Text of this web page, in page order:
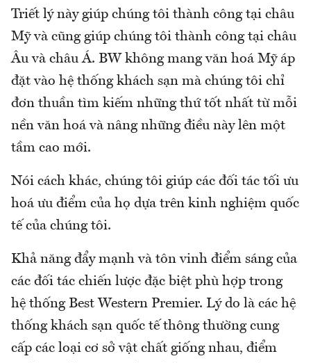
Triết lý này giúp chúng tôi thành công tại châu
Mỹ và cũng giúp chúng tôi thành công tại châu
Âu và châu Á. BW không mang văn hoá Mỹ áp
đặt vào hệ thống khách sạn mà chúng tôi chỉ
đơn thuần tìm kiếm những thứ tốt nhất từ mỗi
nền văn hoá và nâng những điều này lên một
tầm cao mới.
Nói cách khác, chúng tôi giúp các đối tác tối ưu
hoá ưu điểm của họ dựa trên kinh nghiệm quốc
tế của chúng tôi.
Khả năng đẩy mạnh và tôn vinh điểm sáng của
các đối tác chiến lược đặc biệt phù hợp trong
hệ thống Best Western Premier. Lý do là các hệ
thống khách sạn quốc tế thông thường cung
cấp các loại cơ sở vật chất giống nhau, điểm